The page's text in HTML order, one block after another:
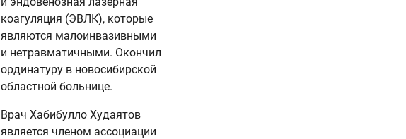
коагуляция (ЭВЛК), которые
являются малоинвазивными
и нетравматичными. Окончил
ординатуру в новосибирской
областной больнице.
Врач Хабибулло Худаятов
является членом ассоциации